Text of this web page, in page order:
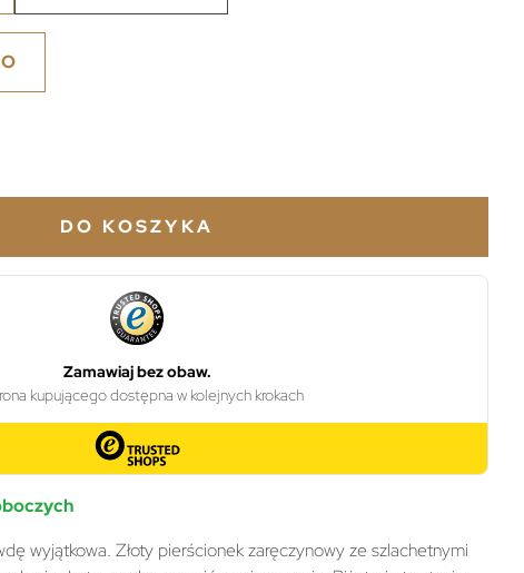
DO KOSZYKA
wyjątkowa. Złoty pierścionek zaręczynowy ze szlachetnymi